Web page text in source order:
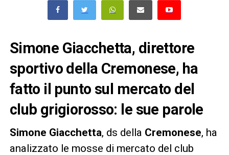
Simone Giacchetta, direttore
sportivo della Cremonese, ha
fatto il punto sul mercato del
club grigiorosso: le sue parole
Simone Giacchetta, ds della Cremonese, ha
analizzato le mosse di mercato del club